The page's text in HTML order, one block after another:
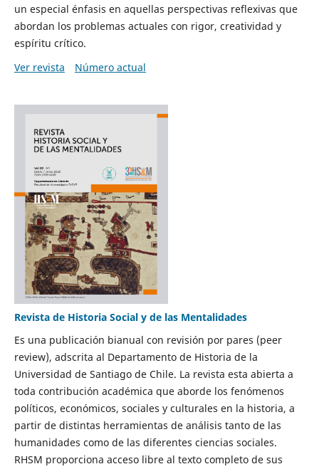
un especial énfasis en aquellas perspectivas reflexivas que
abordan los problemas actuales con rigor, creatividad y
espíritu crítico.
Ver revista
Número actual
Revista de Historia Social y de las Mentalidades
Es una publicación bianual con revisión por pares (peer
review), adscrita al Departamento de Historia de la
Universidad de Santiago de Chile. La revista esta abierta a
toda contribución académica que aborde los fenómenos
políticos, económicos, sociales y culturales en la historia, a
partir de distintas herramientas de análisis tanto de las
humanidades como de las diferentes ciencias sociales.
RHSM proporciona acceso libre al texto completo de sus